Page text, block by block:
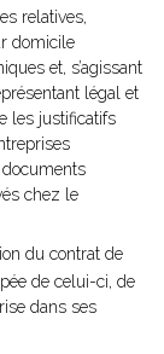
relatives,
domicile
et, s’agissant
légal et
les justificatifs
chez le
du contrat de
de celui-ci, de
dans ses